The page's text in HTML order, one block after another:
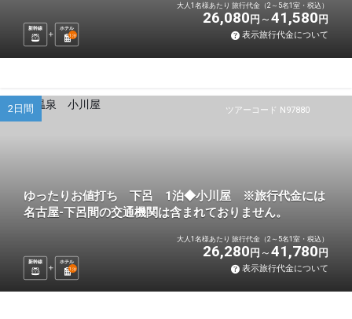
新幹線
ホテル
1 泊
大人1名様あたり 旅行代金（2～5名1室・税込）
26,080 円 41,580 円
表示旅行代金について
ツアーコード N97880
2日間
ゆったりお値打ち 下呂 1泊◆小川屋 ※旅行代金には
名古屋-下呂間の交通機関は含まれておりません。
新幹線
ホテル
1 泊
大人1名様あたり 旅行代金（2～5名1室・税込）
26,280 円 41,780 円
表示旅行代金について